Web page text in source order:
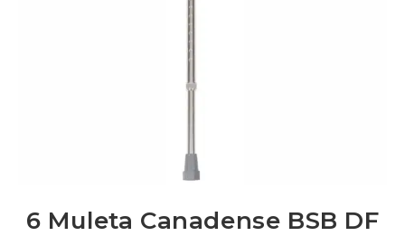
6 Muleta Canadense BSB DF